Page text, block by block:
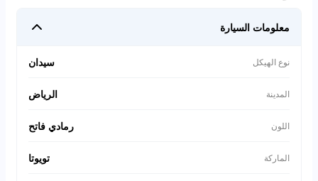
معلومات السيارة
نوع الهيكل سيدان
المدينة الرياض
اللون رمادي فاتح
الماركة تويوتا